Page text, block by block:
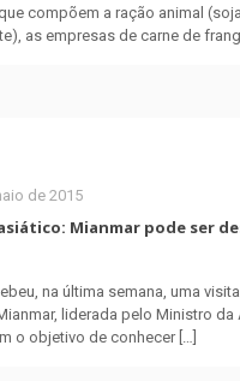
compõem a ração animal
as empresas de carne de
de 2015
Mianmar pode ser
na última semana, uma
liderada pelo Ministro da
o objetivo de conhecer[…]